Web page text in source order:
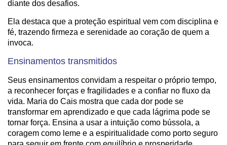
diante dos desafios.
Ela destaca que a proteção espiritual vem com disciplina e
fé, trazendo firmeza e serenidade ao coração de quem a
invoca.
Ensinamentos transmitidos
Seus ensinamentos convidam a respeitar o próprio tempo,
a reconhecer forças e fragilidades e a confiar no fluxo da
vida. Maria do Cais mostra que cada dor pode se
transformar em aprendizado e que cada lágrima pode se
tornar força. Ensina a usar a intuição como bússola, a
coragem como leme e a espiritualidade como porto seguro